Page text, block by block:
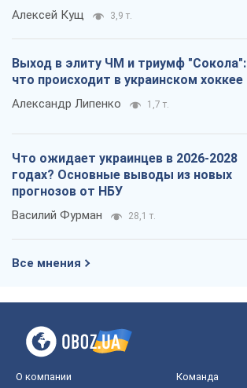
Алексей Кущ 3,9 т.
Выход в элиту ЧМ и триумф "Сокола":
что происходит в украинском хоккее
Александр Липенко 1,7 т.
Что ожидает украинцев в 2026-2028
годах? Основные выводы из новых
прогнозов от НБУ
Василий Фурман 28,1 т.
Все мнения
О компании Команда